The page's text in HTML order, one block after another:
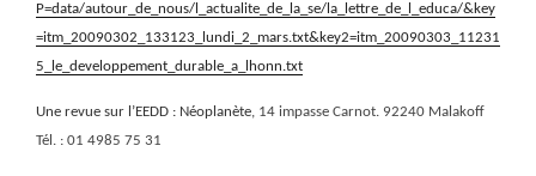
P=data/autour_de_nous/l_actualite_de_la_se/la_lettre_de_l_educa/&key
=itm_20090302_133123_lundi_2_mars.txt&key2=itm_20090303_11231
5_le_developpement_durable_a_lhonn.txt
Une revue sur l’EEDD : Néoplanète, 14 impasse Carnot. 92240 Malakoff
Tél. : 01 4985 75 31